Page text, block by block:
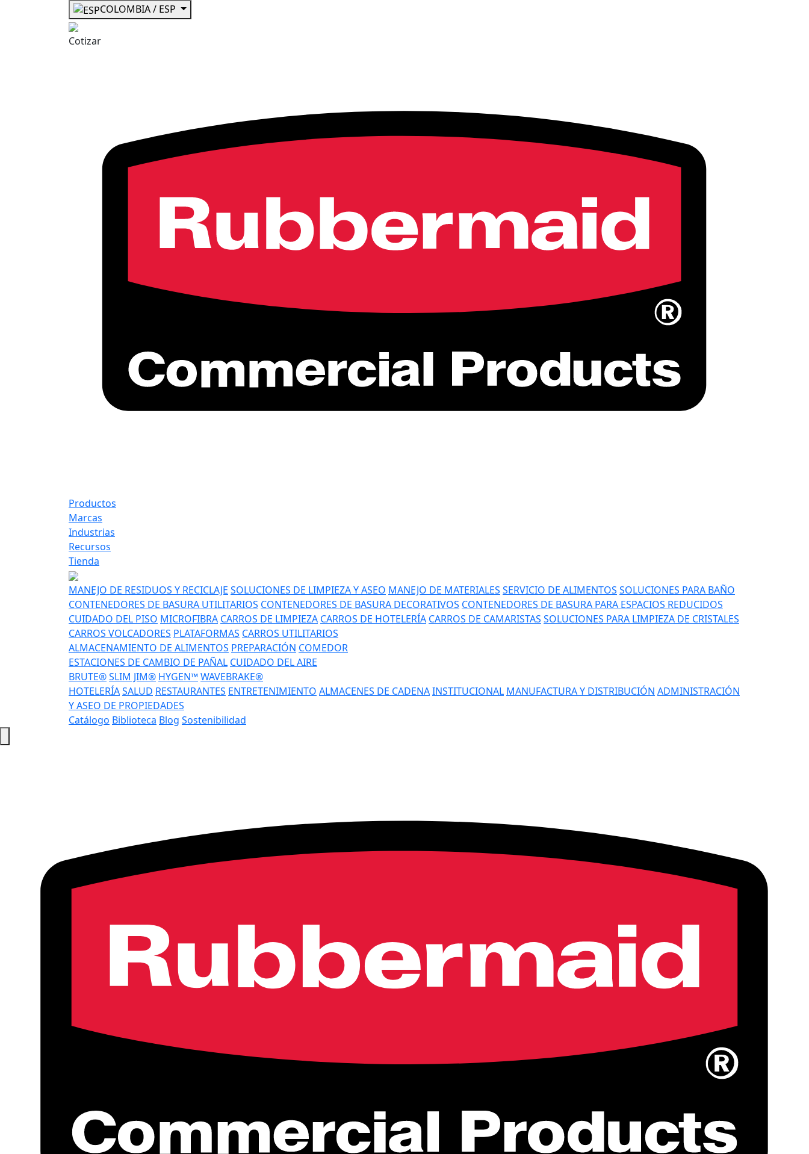
COLOMBIA / ESP
Cotizar
Productos
Marcas
Industrias
Recursos
Tienda
MANEJO DE RESIDUOS Y RECICLAJE SOLUCIONES DE LIMPIEZA Y ASEO MANEJO DE MATERIALES SERVICIO DE ALIMENTOS SOLUCIONES PARA BAÑO
CONTENEDORES DE BASURA UTILITARIOS CONTENEDORES DE BASURA DECORATIVOS CONTENEDORES DE BASURA PARA ESPACIOS REDUCIDOS
CUIDADO DEL PISO MICROFIBRA CARROS DE LIMPIEZA CARROS DE HOTELERÍA CARROS DE CAMARISTAS SOLUCIONES PARA LIMPIEZA DE CRISTALES
CARROS VOLCADORES PLATAFORMAS CARROS UTILITARIOS
ALMACENAMIENTO DE ALIMENTOS PREPARACIÓN COMEDOR
ESTACIONES DE CAMBIO DE PAÑAL CUIDADO DEL AIRE
BRUTE®SLIM JIM® HYGEN™WAVEBRAKE®
HOTELERÍASALUD RESTAURANTES ENTRETENIMIENTO ALMACENES DE CADENAINSTITUCIONAL MANUFACTURA Y DISTRIBUCIÓN ADMINISTRACIÓN
Y ASEO DE PROPIEDADES
Catálogo Biblioteca Blog Sostenibilidad